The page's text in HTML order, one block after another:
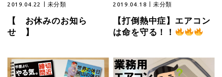
2019.04.22 未分類
【 お休みのお知ら
せ 】
2019.04.18 未分類
【打倒熱中症】エアコン
は命を守る！！